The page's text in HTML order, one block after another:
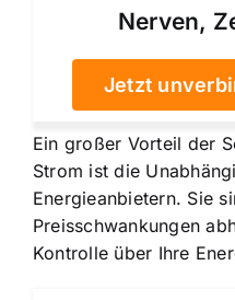
Nerven,
Jetzt
Ein großer Vorteil der
Strom ist die
Energieanbietern. Sie
Preisschwankungen
Kontrolle über Ihre